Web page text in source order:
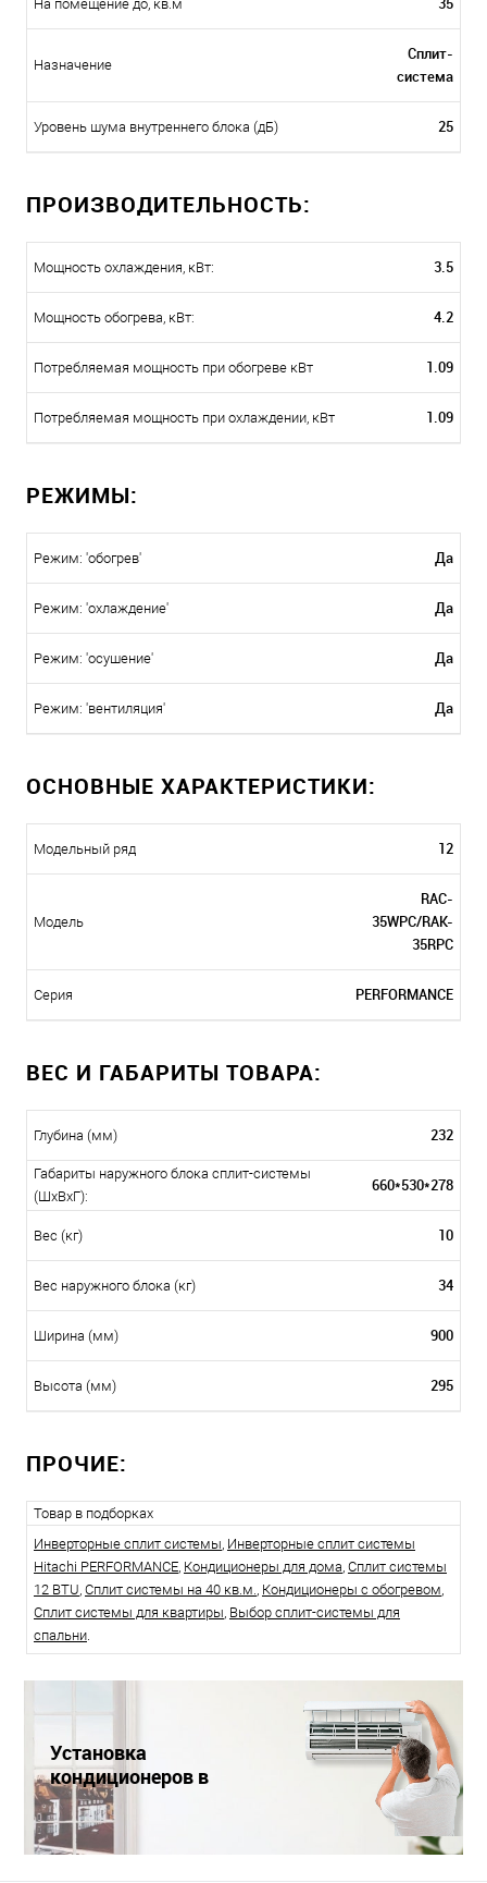
На помещение до, кв.м
Назначение
Сплит-
система
Уровень шума внутреннего блока (дБ) 25
ПРОИЗВОДИТЕЛЬНОСТЬ:
Мощность охлаждения, кВт: 3.5
Мощность обогрева, кВт: 4.2
Потребляемая мощность при обогреве кВт 1.09
Потребляемая мощность при охлаждении, кВт 1.09
РЕЖИМЫ:
Режим: 'обогрев' Да
Режим: 'охлаждение' Да
Режим: 'осушение' Да
Режим: 'вентиляция' Да
ОСНОВНЫЕ ХАРАКТЕРИСТИКИ:
Модельный ряд 12
Модель
RAC-
35WPC/RAK-
35RPC
Серия PERFORMANCE
ВЕС И ГАБАРИТЫ ТОВАРА:
Глубина (мм) 232
Габариты наружного блока сплит-системы
(ШxВxГ):
660*530*278
Вес (кг) 10
Вес наружного блока (кг) 34
Ширина (мм) 900
Высота (мм) 295
ПРОЧИЕ:
Товар в подборках
Инверторные сплит системы, Инверторные сплит системы
Hitachi PERFORMANCE, Кондиционеры для дома, Сплит системы
12 BTU, Сплит системы на 40 кв.м., Кондиционеры с обогревом,
Сплит системы для квартиры, Выбор сплит-системы для
спальни.
Установка
кондиционеров в
Краснодаре